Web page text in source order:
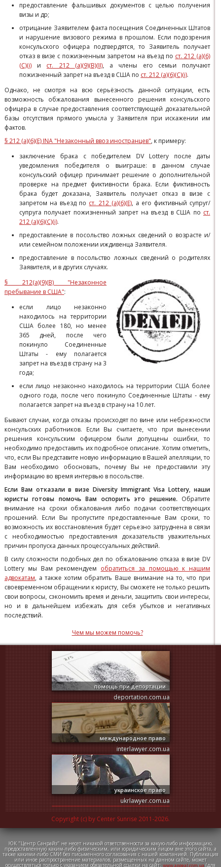
предоставление фальшивых документов с целью получения
визы и др;
отрицание Заявителем факта посещения Соединенных Штатов
и нарушение визового режима в прошлом. Если подозрения
консульского офицера подтвердятся, то Заявитель получает
отказ в визе с пожизненным запретом на въезд по ст. 212 (а)(6)
(C)(i) и ст. 212 (a)(9)(В)(II), а члены его семьи получают
пожизненный запрет на въезд в США по ст. 212 (а)(6)(C)(i).
Однако, не смотря на всю серьёзность данной ситуации, есть
возможность обжалования вынесенного решения консульского
офицера в случае предоставления соответствующей доказательной
базы отсутствия прямого умысла у Заявителя при искажении им
фактов.
§ 212 (а)(6)(Е) INA "Незаконный ввоз иностранцев", к примеру:
заключение брака с победителем DV Lottery после даты
уведомления победителя о выиграше: в данном случае
консульский офицер принимает решение о дополнительной
проверке на предмет фиктивности брака. Если фиктивность
брака будет доказана, Заявитель получает отказ в визе с
запретом на въезд по ст. 212 (а)(6)(Е), а его фиктивный супруг/
супруга получает пожизненный запрет на въезд в США по ст.
212 (а)(6)(C)(i).
предоставление в посольство ложных сведений о возрасте и/
или семейном положении иждивенца Заявителя.
предоставление в посольство ложных сведений о родителях
Заявителя, и в других случаях.
§ 212(a)(9)(B) "Незаконное
пребывание в США":
если лицо незаконно
находилось на территории
США более 180, но менее
365 дней, после чего
покинуло Соединенные
Штаты - ему полагается
запрет на въезд в страну на 3
года;
если лицо незаконно находилось на территории США более
одного года, после чего покинуло Соединенные Штаты - ему
полагается запрет на въезд в страну на 10 лет.
Бывают случаи, когда отказы происходят по вине или небрежности
консульских работников. Если Вы считаете, что при вынесении
решения консульским офицером были допущены ошибки, то
необходимо предоставить их подробное описание. Хотим отметить,
что, если Вы представите новую информацию в Вашей апелляции, то
Вам необходимо обосновать, почему Вы не предоставили эту
информацию во время интервью в посольстве.
Если Вам отказали в визе Diversity Immigrant Visa Lottery, наши
юристы готовы помочь Вам оспорить это решение. Обратите
внимание на сроки обжалования либо подачи соответствующих
прошений. Если Вы пропустите предоставленные Вам сроки, то
возможность их восстановления будет серьезно затруднена в связи
с необходимостью предоставления доказательств уважительных
причин пропуска данных процессуальных действий.
В силу сложности подобных дел по обжалованию отказа в визе DV
Lottery мы Вам рекомендуем обратиться за помощью к нашим
адвокатам, а также хотим обратить Ваше внимание на то, что при
своевременном обращении к юристу, Вы сможете не только решить
свои вопросы, сэкономить время и деньги, защитить свои интересы,
но и в дальнейшем избежать для себя убытков и негативных
последствий.
Чем мы можем помочь?
помощь при депортации
deportation.com.ua
международное право
interlawyer.com.ua
украинское право
ukrlawyer.com.ua
Copyright (c) by Center Sunrise 2011-2026.
ЮК "Центр Санрайз" не несет никакой ответственности за какую-либо информацию,
предоставленную каким-либо физическим, или юридическим лицом вне этого сайта, а
также какими-либо СМИ без письменного согласования с нашей компанией. Публикация
или иное распространение материалов, размещенных на данном сайте, может
осуществляться только с указанием обязательной ссылки на сайт: www.appeal.com.ua (для